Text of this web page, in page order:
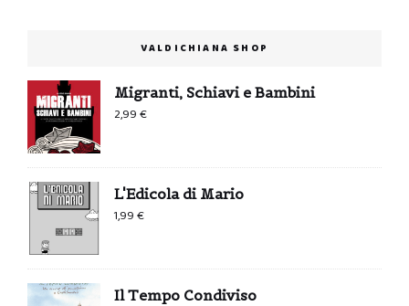
VALDICHIANA SHOP
Migranti, Schiavi e Bambini
2,99€
L'Edicola di Mario
1,99€
Il Tempo Condiviso